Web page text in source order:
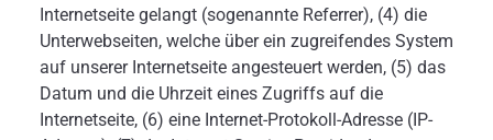
Internetseite gelangt (sogenannte Referrer), (4) die
Unterwebseiten, welche über ein zugreifendes System
auf unserer Internetseite angesteuert werden, (5) das
Datum und die Uhrzeit eines Zugriffs auf die
Internetseite, (6) eine Internet-Protokoll-Adresse (IP-